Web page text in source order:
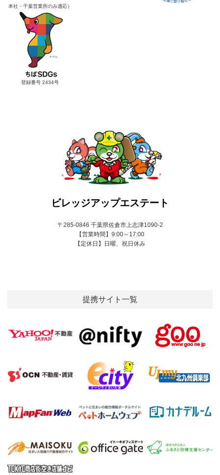
本社・千葉営業所のみ適応）
登録番号 2434号
ビレッジアップエステート
〒285-0846 千葉県佐倉市上志津1090-2
【営業時間】9:00～17:00
【定休日】日曜、祝日休み
提携サイト一覧